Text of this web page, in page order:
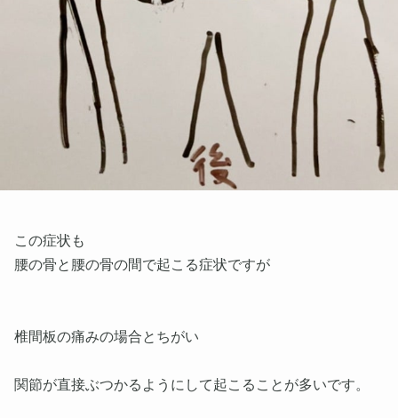
この症状も
腰の骨と腰の骨の間で起こる症状ですが
椎間板の痛みの場合とちがい
関節が直接ぶつかるようにして起こることが多いです。